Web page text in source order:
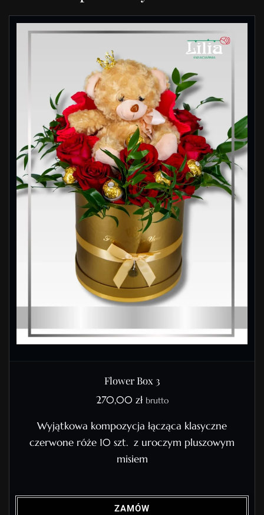
Flower Box 3
270,00 zł brutto
Wyjątkowa kompozycja łącząca klasyczne
czerwone róże 10 szt. z uroczym pluszowym
misiem
ZAMÓW